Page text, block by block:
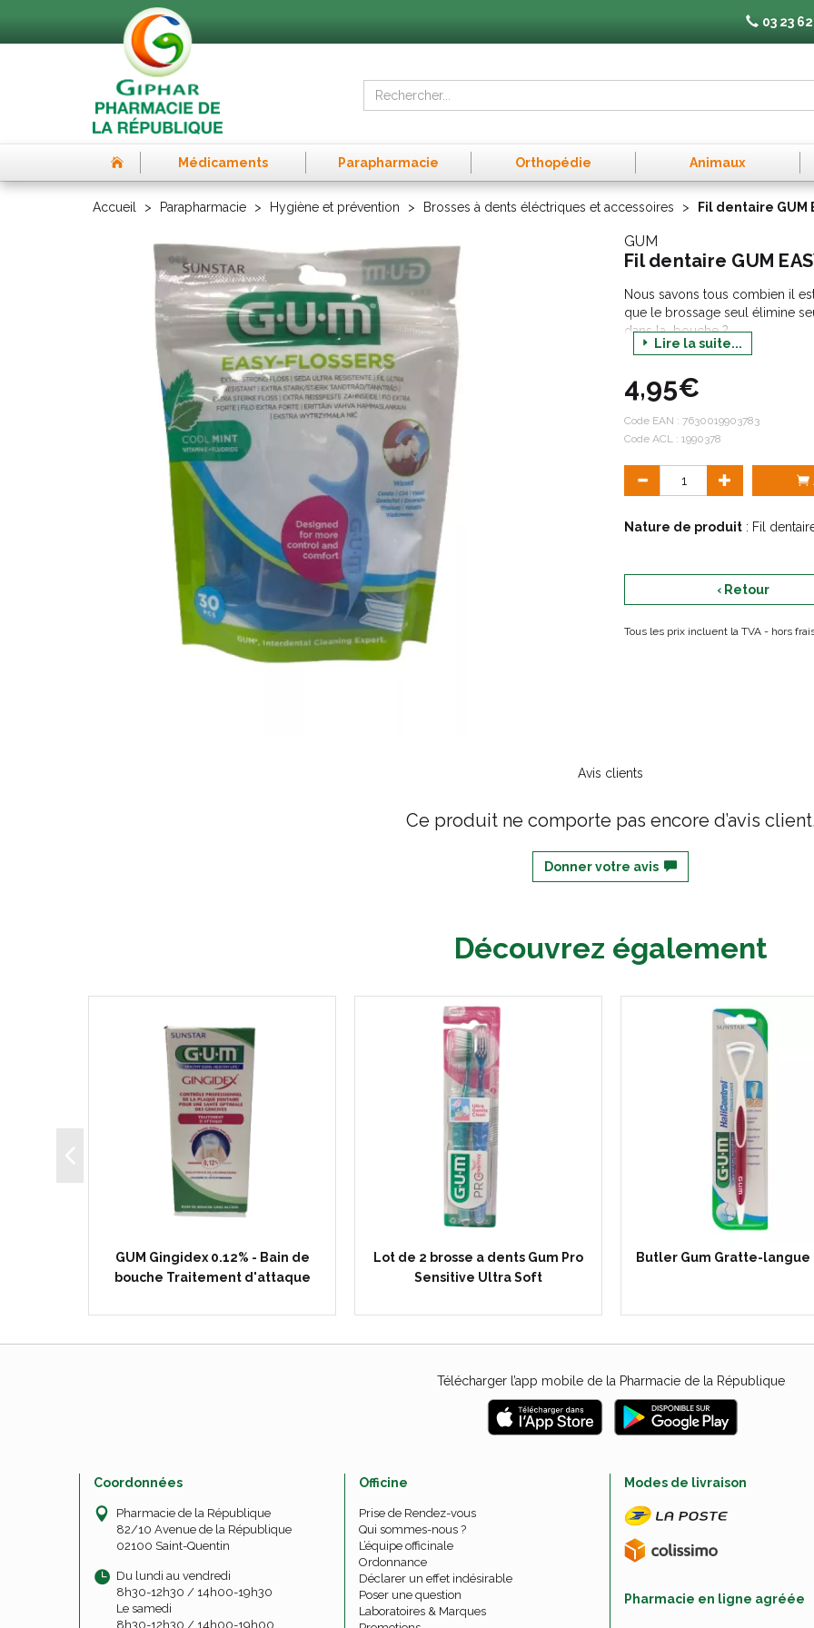
03 23
Médicaments Parapharmacie Orthopédie Animaux
Accueil Parapharmacie Hygiène et prévention Brosses à dents éléctriques et accessoires Fil dentaire GUM
GUM
Fil dentaire GUM
Nous savons tous combien il
que le brossage seul élimine
dans la bouche ?
Des études ont montré que si
pouvez éliminer jusqu'à 70%
dents et sous la gencive,
Notre porte-fil prêt à l'emploi
Lire la suite...
4,95€
Code EAN : 7630019903783
Code ACL : 1990378
Nature de produit : Fil
‹ Retour
Tous les prix incluent la TVA - hors
Avis clients
Ce produit ne comporte pas encore d’avis
Donner votre avis
Découvrez également
GUM Gingidex 0.12% - Bain de
bouche Traitement d'attaque
Lot de 2 brosse a dents Gum Pro
Sensitive Ultra Soft
Butler Gum Gratte-langue
Télécharger l’app mobile de la Pharmacie de la République
Coordonnées
Pharmacie de la République
82/10 Avenue de la République
02100 Saint-Quentin
Du lundi au vendredi
8h30-12h30 / 14h00-19h30
Le samedi
8h30-12h30 / 14h00-19h00
Officine
Prise de Rendez-vous
Qui sommes-nous ?
L’équipe officinale
Ordonnance
Déclarer un effet indésirable
Poser une question
Laboratoires & Marques
Modes de livraison
Pharmacie en ligne agréée